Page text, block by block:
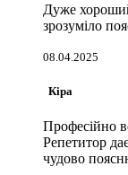
Дуже
зрозуміло
08.04.2025
Кіра
Професійно
Репетитор
чудово